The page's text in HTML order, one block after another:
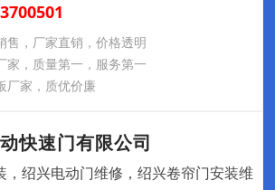
售，厂家直销，价格透明
家，质量第一，服务第一
厂家，质优价廉
快速门有限公司
，绍兴电动门维修，绍兴卷帘门安装维